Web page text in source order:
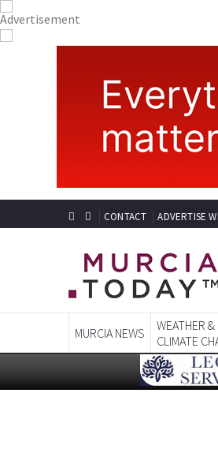
CONTACT ADVERTISE
MURCIA NEWS
WEATHER &
CLIMATE